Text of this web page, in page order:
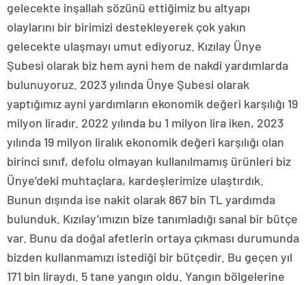
gelecekte inşallah sözünü ettiğimiz bu altyapı
olaylarını bir birimizi destekleyerek çok yakın
gelecekte ulaşmayı umut ediyoruz. Kızılay Ünye
Şubesi olarak biz hem ayni hem de nakdi yardımlarda
bulunuyoruz. 2023 yılında Ünye Şubesi olarak
yaptığımız ayni yardımların ekonomik değeri karşılığı 19
milyon liradır. 2022 yılında bu 1 milyon lira iken, 2023
yılında 19 milyon liralık ekonomik değeri karşılığı olan
birinci sınıf, defolu olmayan kullanılmamış ürünleri biz
Ünye’deki muhtaçlara, kardeşlerimize ulaştırdık.
Bunun dışında ise nakit olarak 867 bin TL yardımda
bulunduk. Kızılay’ımızın bize tanımladığı sanal bir bütçe
var. Bunu da doğal afetlerin ortaya çıkması durumunda
bizden kullanmamızı istediği bir bütçedir. Bu geçen yıl
171 bin liraydı. 5 tane yangın oldu. Yangın bölgelerine